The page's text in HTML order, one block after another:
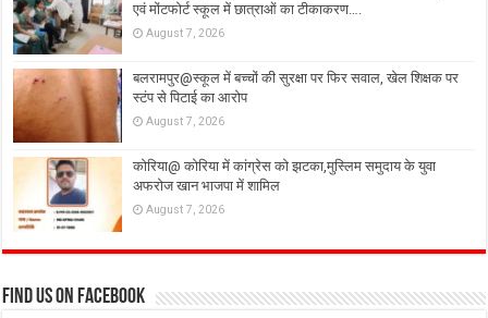
एवं मोंटफोर्ट स्कूल में छात्राओं का टीकाकरण….
August 7, 2026
बलरामपुर@स्कूल में बच्चों की सुरक्षा पर फिर सवाल, खेल शिक्षक पर
स्टंप से पिटाई का आरोप
August 7, 2026
कोरिया@ कोरिया में कांग्रेस को झटका,मुस्लिम समुदाय के युवा
अफरोज खान भाजपा में शामिल
August 7, 2026
Find us on Facebook